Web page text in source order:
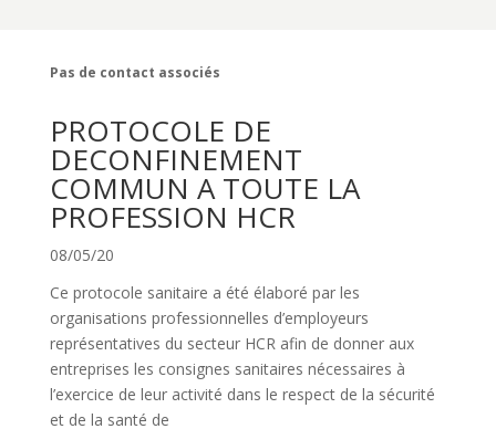
Pas de contact associés
PROTOCOLE DE
DECONFINEMENT
COMMUN A TOUTE LA
PROFESSION HCR
08/05/20
Ce protocole sanitaire a été élaboré par les
organisations professionnelles d’employeurs
représentatives du secteur HCR afin de donner aux
entreprises les consignes sanitaires nécessaires à
l’exercice de leur activité dans le respect de la sécurité
et de la santé de